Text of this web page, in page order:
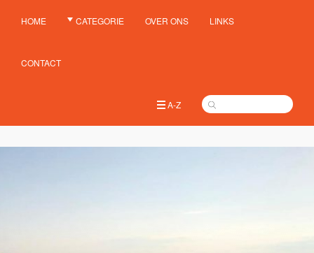
HOME CATEGORIE OVER ONS LINKS
CONTACT
A-Z